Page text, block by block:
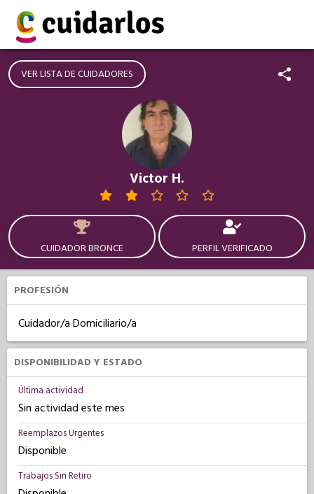
VER LISTA DE CUIDADORES
Victor H.
CUIDADOR BRONCE PERFIL VERIFICADO
PROFESIÓN
Cuidador/a Domiciliario/a
DISPONIBILIDAD Y ESTADO
Última actividad
Sin actividad este mes
Reemplazos Urgentes
Disponible
Trabajos Sin Retiro